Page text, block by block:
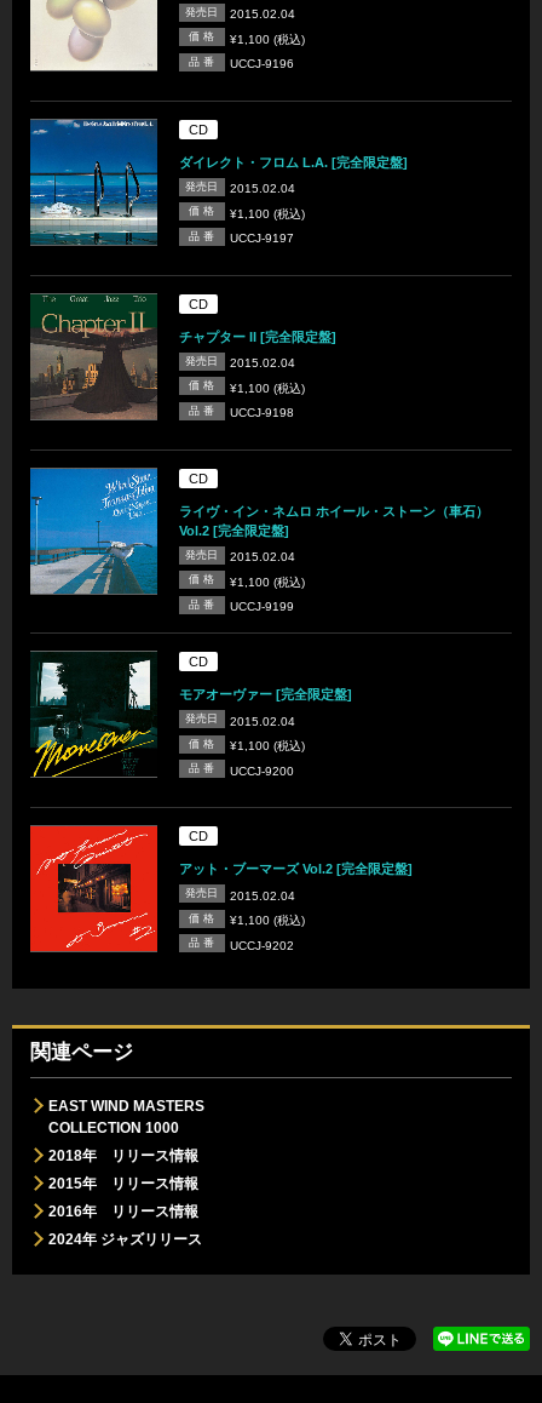
発売日 2015.02.04
価 格 ¥1,100 (税込)
品 番 UCCJ-9196
CD
ダイレクト・フロム L.A. [完全限定盤]
発売日 2015.02.04
価 格 ¥1,100 (税込)
品 番 UCCJ-9197
CD
チャプター II [完全限定盤]
発売日 2015.02.04
価 格 ¥1,100 (税込)
品 番 UCCJ-9198
CD
ライヴ・イン・ネムロ ホイール・ストーン（車石）
Vol.2 [完全限定盤]
発売日 2015.02.04
価 格 ¥1,100 (税込)
品 番 UCCJ-9199
CD
モアオーヴァー [完全限定盤]
発売日 2015.02.04
価 格 ¥1,100 (税込)
品 番 UCCJ-9200
CD
アット・ブーマーズ Vol.2 [完全限定盤]
発売日 2015.02.04
価 格 ¥1,100 (税込)
品 番 UCCJ-9202
関連ページ
EAST WIND MASTERS
COLLECTION 1000
2018年 リリース情報
2015年 リリース情報
2016年 リリース情報
2024年 ジャズリリース